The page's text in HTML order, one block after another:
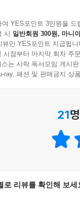
세운다.
웃거리며 사람 환장
뭔가 이상하다.
섭(『나는 지방대 시
역시 흔쾌히 추천의
는 동시에 자기 자신
는 언어, 타인과 자
에는 그런 언어로 가
YES포인트 3만원을 드
시 일반회원 300원, 마니
만 YES포인트 지급됩니
시점부터 마지막 회차 주
는 사락 독서모임 게시
ray, 패션 및 판매금지 상
21
로 리뷰를 확인해 보세